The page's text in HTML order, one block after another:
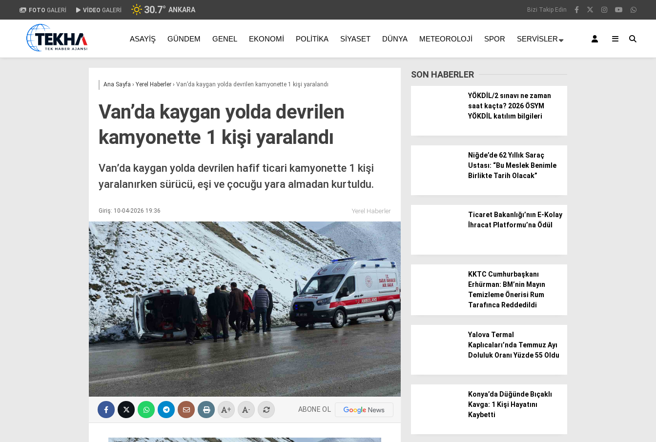
Politika / Siyaset
Magazin
FOTO GALERİ VİDEO GALERİ 30.7° ANKARA Bizi Takip Edin
ASAYIŞ GÜNDEM GENEL EKONOMI POLITIKA SIYASET DÜNYA METEOROLOJI SPOR SERVISLER
Ana Sayfa › Yerel Haberler › Van’da kaygan yolda devrilen kamyonette 1 kişi yaralandı
Van’da kaygan yolda devrilen
kamyonette 1 kişi yaralandı
Van’da kaygan yolda devrilen hafif ticari kamyonette 1 kişi
yaralanırken sürücü, eşi ve çocuğu yara almadan kurtuldu.
Giriş: 10-04-2026 19:36 Yerel Haberler
+ - ABONE OL
SON HABERLER
YÖKDİL/2 sınavı ne zaman
saat kaçta? 2026 ÖSYM
YÖKDİL katılım bilgileri
Niğde’de 62 Yıllık Saraç
Ustası: “Bu Meslek Benimle
Birlikte Tarih Olacak”
Ticaret Bakanlığı’nın E-Kolay
İhracat Platformu’na Ödül
KKTC Cumhurbaşkanı
Erhürman: BM’nin Mayın
Temizleme Önerisi Rum
Tarafınca Reddedildi
Yalova Termal
Kaplıcaları’nda Temmuz Ayı
Doluluk Oranı Yüzde 55 Oldu
Konya’da Düğünde Bıçaklı
Kavga: 1 Kişi Hayatını
Kaybetti